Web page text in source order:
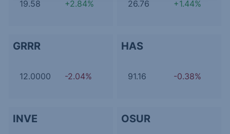
19.58 +2.84% 26.76 +1.44%
GRRR
12.0000 -2.04%
HAS
91.16 -0.38%
INVE OSUR